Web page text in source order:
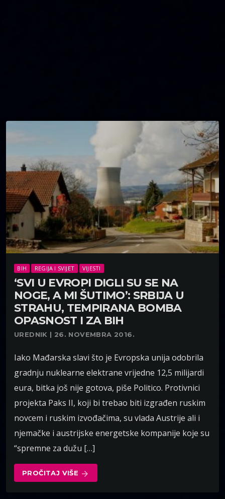
BIH REGIJA I SVIJET VIJESTI
‘SVI U EVROPI DIGLI SU SE NA
NOGE, A MI ŠUTIMO’: SRBIJA U
STRAHU, TEMPIRANA BOMBA
OPASNOST I ZA BIH
UREDNIK | 26. NOVEMBRA 2016.
Iako Mađarska slavi što je Evropska unija odobrila
gradnju nuklearne elektrane vrijedne 12,5 milijardi
eura, bitka još nije gotova, piše Politico. Protivnici
projekta Paks II, koji bi trebao biti izgrađen ruskim
novcem i ruskim izvođačima, su vlada Austrije ali i
njemačke i austrijske energetske kompanije koje su
“spremne za dužu […]
PROČITAJ VIŠE arrow_forward